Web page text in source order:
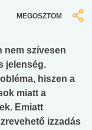
MEGOSZTOM
nem szívesen
jelenség.
hiszen a
miatt a
Emiatt
izzadás